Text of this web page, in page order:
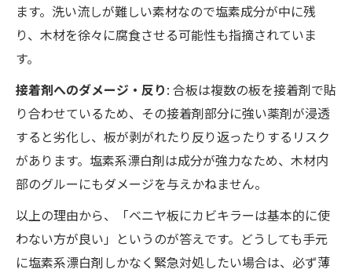
ます。洗い流しが難しい素材なので塩素成分が中に残
り、木材を徐々に腐食させる可能性も指摘されていま
す。
接着剤へのダメージ・反り: 合板は複数の板を接着剤で貼
り合わせているため、その接着剤部分に強い薬剤が浸透
すると劣化し、板が剥がれたり反り返ったりするリスク
があります。塩素系漂白剤は成分が強力なため、木材内
部のグルーにもダメージを与えかねません。
以上の理由から、「ベニヤ板にカビキラーは基本的に使
わない方が良い」というのが答えです。どうしても手元
に塩素系漂白剤しかなく緊急対処したい場合は、必ず薄